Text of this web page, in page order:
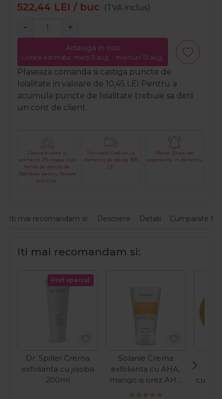
522,44 LEI / buc (TVA inclus)
− +
Adauga in cos
Livrare estimata: marți 11 aug. - miercuri 12 aug.
Plaseaza comanda si castiga puncte de
loialitate in valoare de 10,45 LEI
Pentru a
acumula puncte de loialitate trebuie sa detii
un cont de client.
Creaza-ti cont si
primesti 2% inapoi sub
forma de bonus de
fidelitate pentru fiecare
achizitie.
Transport Gratuit La
comenzi de peste 399
LEI
Peste 29 ani de
experienta in domeniu
Iti mai recomandam si: Descriere Detalii Cumparate
Iti mai recomandam si:
Pret special
Dr. Spiller Crema
exfolianta cu jojoba
200ml
Solanie Crema
exfolianta cu AHA,
mango si orez AHA
Peeling Special